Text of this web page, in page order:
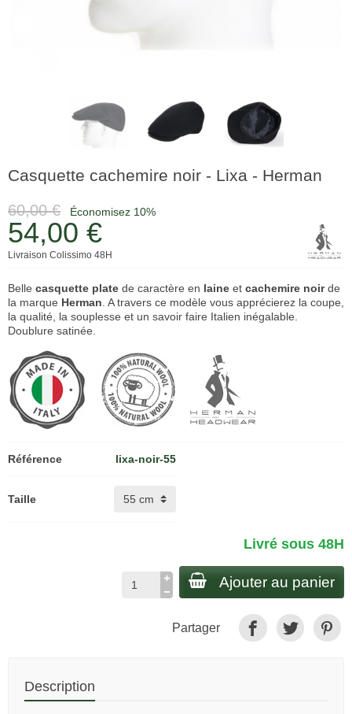
Casquette cachemire noir - Lixa - Herman
60,00 € Économisez 10%
54,00 €
Livraison Colissimo 48H
Belle casquette plate de caractère en laine et cachemire noirde
la marque Herman . A travers ce modèle vous apprécierez la coupe,
la qualité, la souplesse et un savoir faire Italien inégalable.
Doublure satinée.
Référence lixa-noir-55
Taille
Livré sous 48H
Ajouter au panier
Partager
Description